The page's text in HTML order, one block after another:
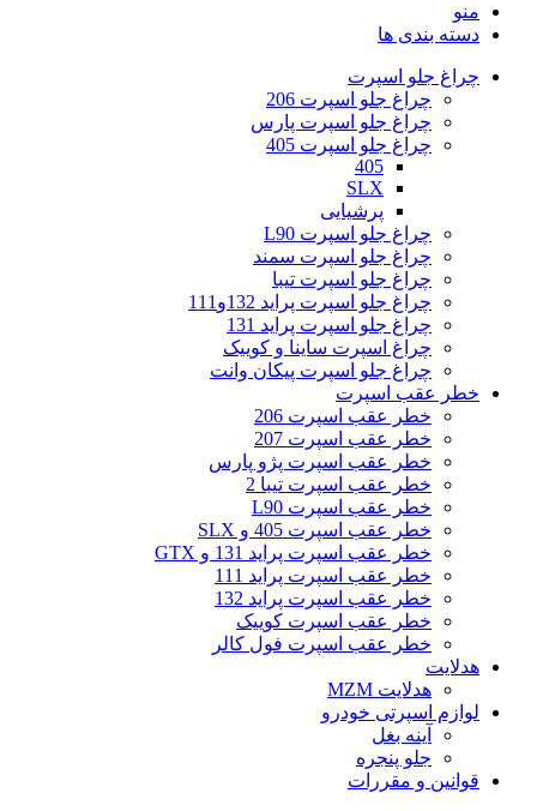
منو
دسته بندی ها
چراغ جلو اسپرت
چراغ جلو اسپرت 206
چراغ جلو اسپرت پارس
چراغ جلو اسپرت 405
405
SLX
پرشیایی
چراغ جلو اسپرت L90
چراغ جلو اسپرت سمند
چراغ جلو اسپرت تیبا
چراغ جلو اسپرت پراید 132و111
چراغ جلو اسپرت پراید 131
چراغ اسپرت ساینا و کوییک
چراغ جلو اسپرت پیکان وانت
خطر عقب اسپرت
خطر عقب اسپرت 206
خطر عقب اسپرت 207
خطر عقب اسپرت پژو پارس
خطر عقب اسپرت تیبا 2
خطر عقب اسپرت L90
خطر عقب اسپرت 405 و SLX
خطر عقب اسپرت پراید 131 و GTX
خطر عقب اسپرت پراید 111
خطر عقب اسپرت پراید 132
خطر عقب اسپرت کوییک
خطر عقب اسپرت فول کالر
هدلایت
هدلایت MZM
لوازم اسپرتی خودرو
آینه بغل
جلو پنجره
قوانین و مقررات